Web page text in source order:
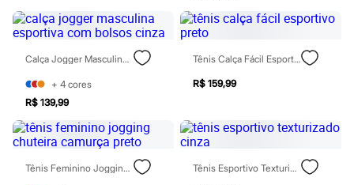
Carteiras
Óculos
Relógios
Calçados
Botas
Chinelos
Sapatos
Sandálias e Papetes
Tênis
Moda esportiva
Bermudas
Calça Jogger Masculina Esportiva Com Bolsos Cinza
+ 4 cores
R$ 139,99
Tênis Calça Fácil Esportivo Preto
R$ 159,99
Tênis Feminino Jogging Chuteira Camurça Preto Tênis Esportivo Texturizado Cinza